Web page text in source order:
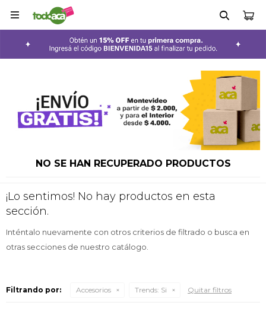

NO SE HAN RECUPERADO PRODUCTOS
¡Lo sentimos! No hay productos en esta
sección.
Inténtalo nuevamente con otros criterios de filtrado o busca en
otras secciones de nuestro catálogo.
Filtrando por: Accesorios Trends: Si Quitar filtros